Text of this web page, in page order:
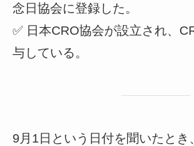
念日協会に登録した。
✅ 日本CRO協会が設立され、
与している。
9月1日という日付を聞いたとき